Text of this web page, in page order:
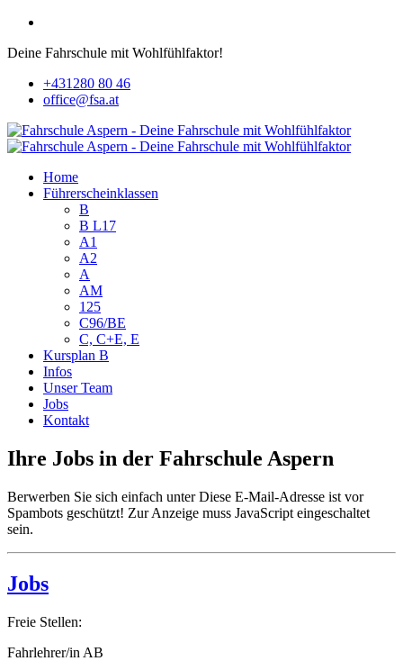
Deine Fahrschule mit Wohlfühlfaktor!
+431280 80 46
office@fsa.at
Home
Führerscheinklassen
B
B L17
A1
A2
A
AM
125
C96/BE
C, C+E, E
Kursplan B
Infos
Unser Team
Jobs
Kontakt
Ihre Jobs in der Fahrschule Aspern
Berwerben Sie sich einfach unterDiese E-Mail-Adresse ist vor
Spambots geschützt! Zur Anzeige muss JavaScript eingeschaltet
sein.
Jobs
Freie Stellen:
Fahrlehrer/in AB